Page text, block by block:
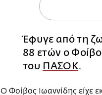
Έφυγε από τη
88 ετών ο
του ΠΑΣΟΚ.
Ο Φοίβος Ιωαννίδης είχε